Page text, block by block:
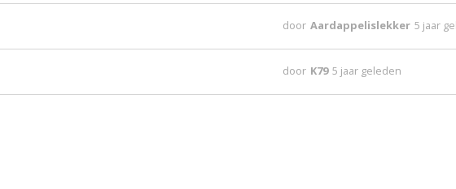
door Aardappelislekker 5 jaar
door K79 5 jaar geleden